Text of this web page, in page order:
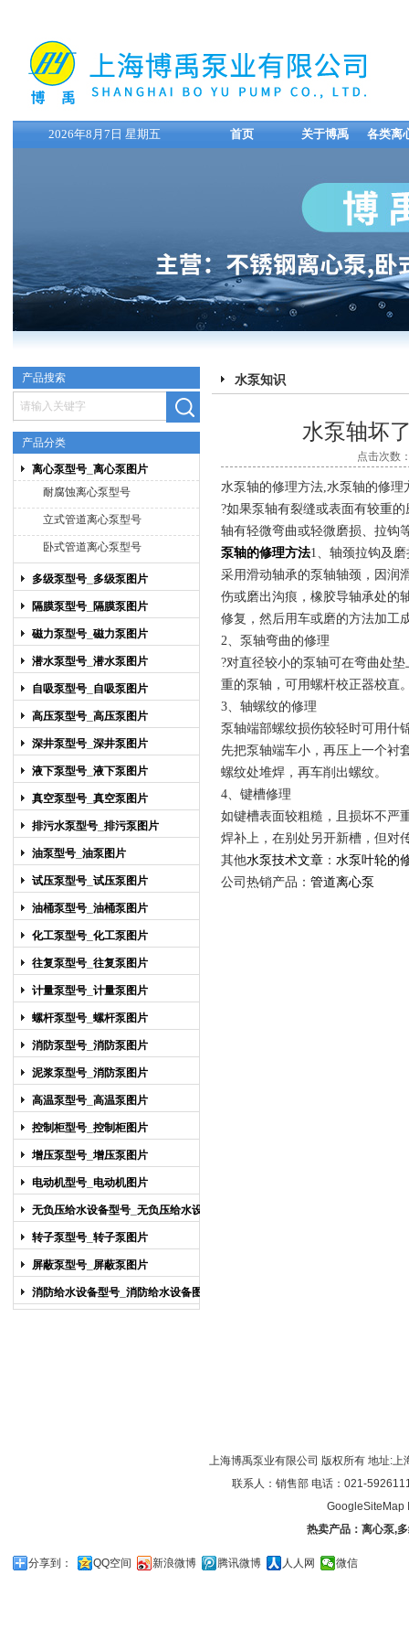
上海博禹泵业有限公司
2026年8月7日 星期五 首页 关于博禹 各类离
产品搜索
产品分类
离心泵型号_离心泵图片
耐腐蚀离心泵型号
立式管道离心泵型号
卧式管道离心泵型号
多级泵型号_多级泵图片
隔膜泵型号_隔膜泵图片
磁力泵型号_磁力泵图片
潜水泵型号_潜水泵图片
自吸泵型号_自吸泵图片
高压泵型号_高压泵图片
深井泵型号_深井泵图片
液下泵型号_液下泵图片
真空泵型号_真空泵图片
排污水泵型号_排污泵图片
油泵型号_油泵图片
试压泵型号_试压泵图片
油桶泵型号_油桶泵图片
化工泵型号_化工泵图片
往复泵型号_往复泵图片
计量泵型号_计量泵图片
螺杆泵型号_螺杆泵图片
消防泵型号_消防泵图片
泥浆泵型号_消防泵图片
高温泵型号_高温泵图片
控制柜型号_控制柜图片
增压泵型号_增压泵图片
电动机型号_电动机图片
无负压给水设备型号_无负压给水设备
图片
转子泵型号_转子泵图片
屏蔽泵型号_屏蔽泵图片
消防给水设备型号_消防给水设备图片
水泵知识
水泵轴坏
点击次数
水泵轴的修理方法,水泵轴的修理
?如果泵轴有裂缝或表面有较重
轴有轻微弯曲或轻微磨损、拉钩
泵轴的修理方法1、 轴颈拉钩及
采用滑动轴承的泵轴轴颈，因润
伤或磨出沟痕，橡胶导轴承处的
修复，然后用车或磨的方法加工
2、 泵轴弯曲的修理
?对直径较小的泵轴可在弯曲处
重的泵轴，可用螺杆校正器校直
3、 轴螺纹的修理
泵轴端部螺纹损伤较轻时可用什
先把泵轴端车小，再压上一个衬
螺纹处堆焊，再车削出螺纹。
4、 键槽修理
如键槽表面较粗糙，且损坏不严
焊补上，在别处另开新槽，但对
其他水泵技术文章 ： 水泵叶轮的
公司热销产品： 管道离心泵
上海博禹泵业有限公司 版权所有 地址:
联系人：销售部 电话：021-
GoogleSiteMap
热卖产品： 离心泵,
分享到： QQ空间 新浪微博 腾讯微博 人人网 微信